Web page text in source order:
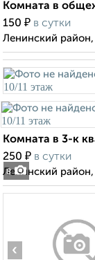
Комната в
150 ₽ в сутки
Ленинский
8
Комната в 3-к
250 ₽ в сутки
Ленинский
‹